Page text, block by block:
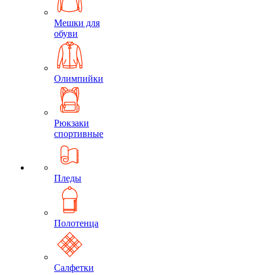
Мешки для
обуви
Олимпийки
Рюкзаки
спортивные
Пледы
Полотенца
Салфетки